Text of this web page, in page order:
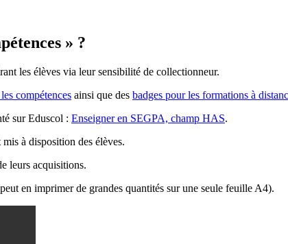
» ?
les élèves via leur sensibilité de collectionneur.
compétences ainsi que des badges pour les formations à
sur Eduscol : Enseigner en SEGPA, champ HAS.
à disposition des élèves.
leurs acquisitions.
en imprimer de grandes quantités sur une seule feuille A4).